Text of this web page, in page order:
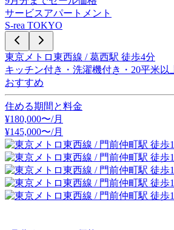
サービスアパートメント
S-rea TOKYO
東京メトロ東西線 / 葛西駅 徒歩4分
キッチン付き・洗濯機付き・20平米以
おすすめ
住める期間と料金
¥180,000〜/月
¥145,000〜/月